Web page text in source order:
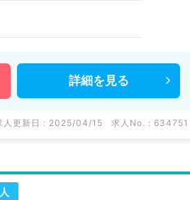
詳細を 見る
人更新日 : 2025/04/15 求人No. : 634751